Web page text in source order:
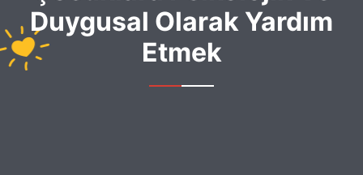
Duygusal Olarak Yardım
Etmek